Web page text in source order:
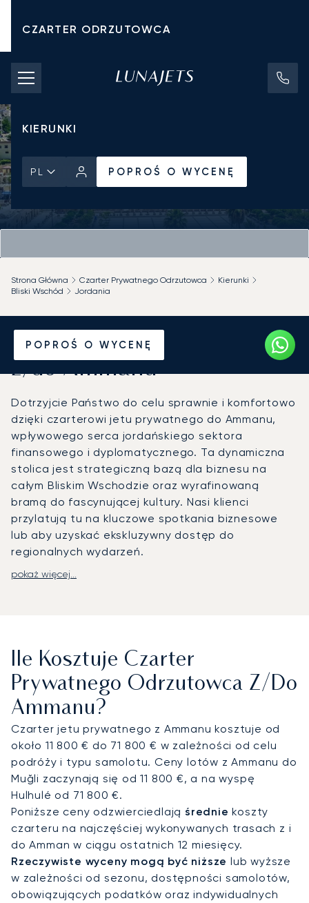
CZARTER ODRZUTOWCA
KOSZTY CZARTERU
PRYWATNE ODRZUTOWCE
KIERUNKI
PL POPROŚ O WYCENĘ
POPROŚ O WYCENĘ
Strona Główna Czarter Prywatnego Odrzutowca
Kierunki
Bliski Wschód
Jordania
Wynajmij jet prywatny
z/do Ammanu
Dotrzyjcie Państwo do celu sprawnie i komfortowo
dzięki czarterowi jetu prywatnego do Ammanu,
wpływowego serca jordańskiego sektora
finansowego i dyplomatycznego. Ta dynamiczna
stolica jest strategiczną bazą dla biznesu na
całym Bliskim Wschodzie oraz wyrafinowaną
bramą do fascynującej kultury. Nasi klienci
przylatują tu na kluczowe spotkania biznesowe
lub aby uzyskać ekskluzywny dostęp do
regionalnych wydarzeń.
Państwa lot jest organizowany zgodnie z
delektowanie się ulubionymi potrawami lub po
prostu relaks. Dzięki temu lądują Państwo w pełni
wypoczęci i przygotowani, zaledwie kilka chwil od
spotkań w King Hussein Business Park.
Nasze usługi opierają się na wieloletnim zaufaniu
klientów; 100 naszych najważniejszych klientów, w
tym działy lotnictwa korporacyjnego, lata z nami
średnio od ponad siedmiu lat. Ta sprawdzona
niezawodność jest dla Państwa gwarancją
absolutnej dyskrecji, zapewniając, że Państwa
poufne spotkania biznesowe lub dyplomatyczne w
Ammanie będą obsługiwane z niezachwianą
poufnością i spokojem ducha.
pokaż więcej...
Ile Kosztuje Czarter
Prywatnego Odrzutowca Z/do
Ammanu?
Czarter jetu prywatnego z Ammanu kosztuje od
około 11 800 € do 71 800 € w zależności od celu
podróży i typu samolotu. Ceny lotów z Ammanu do
Muğli zaczynają się od 11 800 €, a na wyspę
Hulhulé od 71 800 €.
Poniższe ceny odzwierciedlają średnie koszty
czarteru na najczęściej wykonywanych trasach z i
do Amman w ciągu ostatnich 12 miesięcy.
Rzeczywiste wyceny mogą być niższe lub wyższe
w zależności od sezonu, dostępności samolotów,
obowiązujących podatków oraz indywidualnych